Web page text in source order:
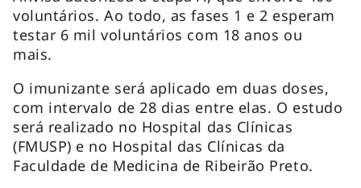
voluntários. Ao todo, as fases 1 e 2 esperam
testar 6 mil voluntários com 18 anos ou
mais.
O imunizante será aplicado em duas doses,
com intervalo de 28 dias entre elas. O estudo
será realizado no Hospital das Clínicas
(FMUSP) e no Hospital das Clínicas da
Faculdade de Medicina de Ribeirão Preto.